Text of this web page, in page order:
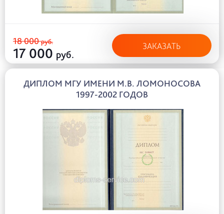
18 000руб.
17 000 руб.
ЗАКАЗАТЬ
ДИПЛОМ МГУ ИМЕНИ М.В. ЛОМОНОСОВА
1997-2002 ГОДОВ